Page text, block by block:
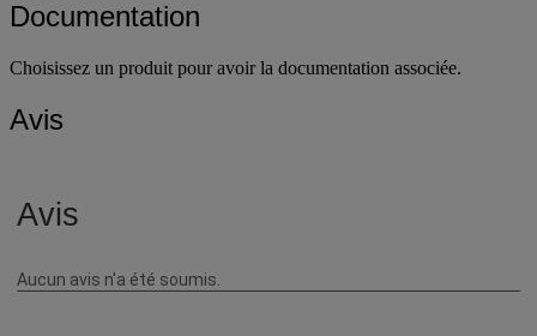
Documentation
Choisissez un produit pour avoir la documentation associée.
Avis